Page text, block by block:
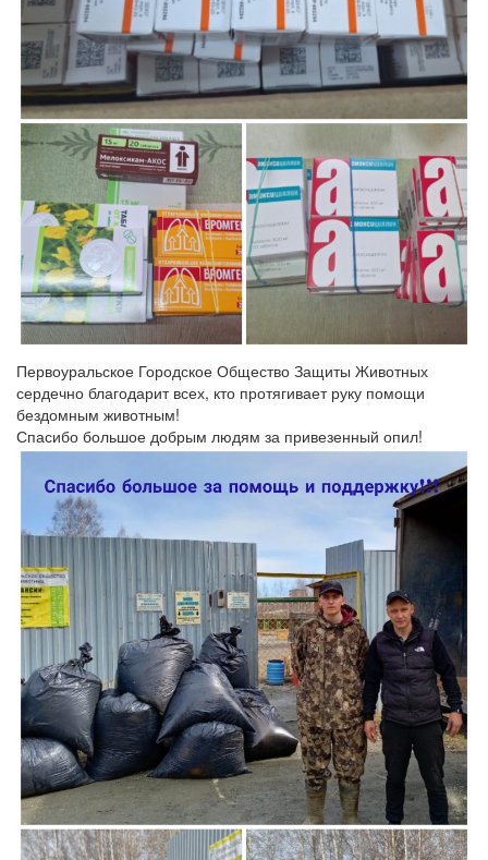
Первоуральское Городское Общество Защиты Животных
сердечно благодарит всех, кто протягивает руку помощи
бездомным животным!
Спасибо большое добрым людям за привезенный опил!